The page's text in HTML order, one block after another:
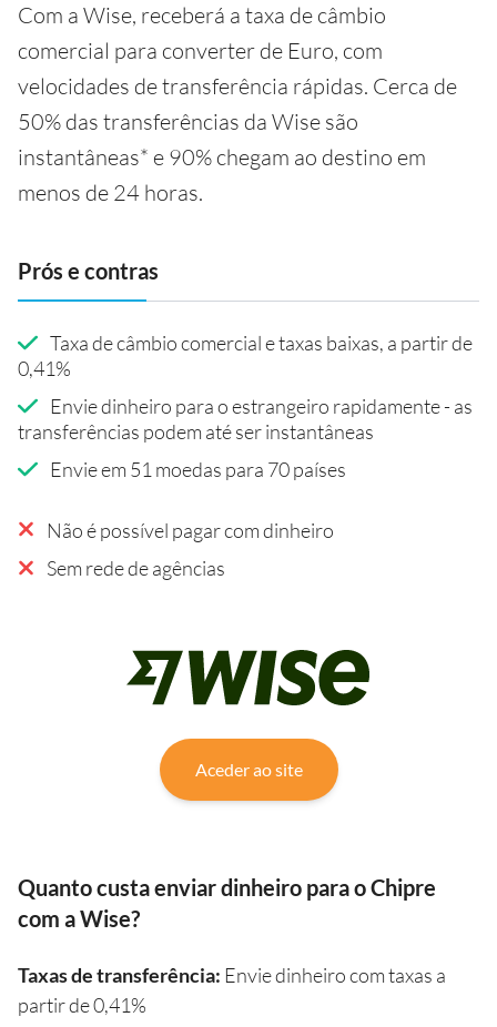
Com a Wise, receberá a taxa de câmbio
comercial para converter de Euro, com
velocidades de transferência rápidas. Cerca de
50% das transferências da Wise são
instantâneas* e 90% chegam ao destino em
menos de 24 horas.
Prós e contras
Taxa de câmbio comercial e taxas baixas, a partir de
0,41%
Envie dinheiro para o estrangeiro rapidamente - as
transferências podem até ser instantâneas
Envie em 51 moedas para 70 países
Não é possível pagar com dinheiro
Sem rede de agências
Aceder ao site
Quanto custa enviar dinheiro para o Chipre
com a Wise?
Taxas de transferência: Envie dinheiro com taxas a
partir de 0,41%